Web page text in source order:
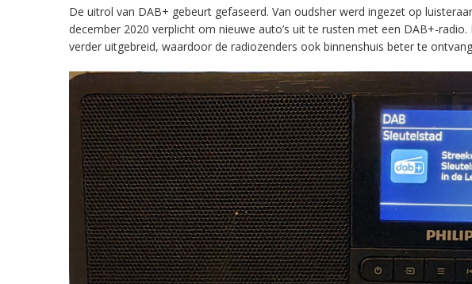
De uitrol van DAB+ gebeurt gefaseerd. Van oudsher werd ingezet op
december 2020 verplicht om nieuwe auto’s uit te rusten met een DAB+-
verder uitgebreid, waardoor de radiozenders ook binnenshuis beter te